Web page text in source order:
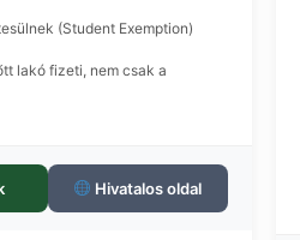
(Student Exemption)
lakó fizeti, nem csak a
Hivatalos oldal